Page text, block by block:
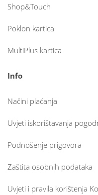
Shop&Touch
Poklon kartica
MultiPlus kartica
Info
Načini plaćanja
Uvjeti iskorištavanja
Podnošenje prigovora
Zaštita osobnih podataka
Uvjeti i pravila korištenja